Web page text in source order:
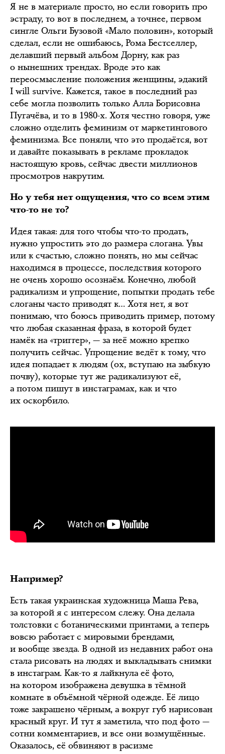
Я не в материале просто, но если говорить про
эстраду, то вот в последнем, а точнее, первом
сингле Ольги Бузовой «Мало половин», который
сделал, если не ошибаюсь, Рома Бестселлер,
делавший первый альбом Дорну, как раз
о нынешних трендах. Вроде это как
переосмысление положения женщины, эдакий
I will survive. Кажется, такое в последний раз
себе могла позволить только Алла Борисовна
Пугачёва, и то в 1980-х. Хотя честно говоря, уже
сложно отделить феминизм от маркетингового
феминизма. Все поняли, что это продаётся, вот
и давайте показывать в рекламе прокладок
настоящую кровь, сейчас двести миллионов
просмотров накрутим.
Но у тебя нет ощущения, что со всем этим
что-то не то?
Идея такая: для того чтобы что-то продать,
нужно упростить это до размера слогана. Увы
или к счастью, сложно понять, но мы сейчас
находимся в процессе, последствия которого
не очень хорошо осознаём. Конечно, любой
радикализм и упрощение, попытки продать тебе
слоганы часто приводят к… Хотя нет, я вот
понимаю, что боюсь приводить пример, потому
что любая сказанная фраза, в которой будет
намёк на «триггер», — за неё можно крепко
получить сейчас. Упрощение ведёт к тому, что
идея попадает к людям (ох, вступаю на зыбкую
почву), которые тут же радикализуют её,
а потом пишут в инстаграмах, как и что
их оскорбило.
Например?
Есть такая украинская художница Маша Рева,
за которой я с интересом слежу. Она делала
толстовки с ботаническими принтами, а теперь
вовсю работает с мировыми брендами,
и вообще звезда. В одной из недавних работ она
стала рисовать на людях и выкладывать снимки
в инстаграм. Как-то я лайкнула её фото,
на котором изображена девушка в тёмной
комнате в объёмной чёрной одежде. Её лицо
тоже закрашено чёрным, а вокруг губ нарисован
красный круг. И тут я заметила, что под фото —
сотни комментариев, и все они возмущённые.
Оказалось, её обвиняют в расизме